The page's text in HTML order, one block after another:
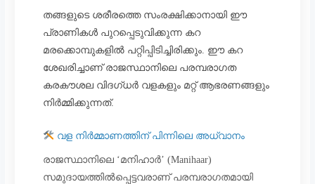
തങ്ങളുടെ ശരീരത്തെ സംരക്ഷിക്കാനായി ഈ
പ്രാണികൾ പുറപ്പെടുവിക്കുന്ന കറ
മരക്കൊമ്പുകളിൽ പറ്റിപ്പിടിച്ചിരിക്കും. ഈ കറ
ശേഖരിച്ചാണ് രാജസ്ഥാനിലെ പരമ്പരാഗത
കരകൗശല വിദഗ്ധർ വളകളും മറ്റ് ആഭരണങ്ങളും
നിർമ്മിക്കുന്നത്.
വള നിർമ്മാണത്തിന് പിന്നിലെ അധ്വാനം
രാജസ്ഥാനിലെ ‘മനിഹാർ’ (Manihaar)
സമുദായത്തിൽപ്പെട്ടവരാണ് പരമ്പരാഗതമായി